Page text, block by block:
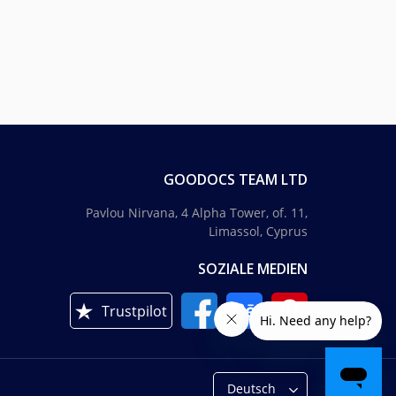
GOODOCS TEAM LTD
Pavlou Nirvana, 4 Alpha Tower, of. 11,
Limassol, Cyprus
SOZIALE MEDIEN
Trustpilot
Deutsch